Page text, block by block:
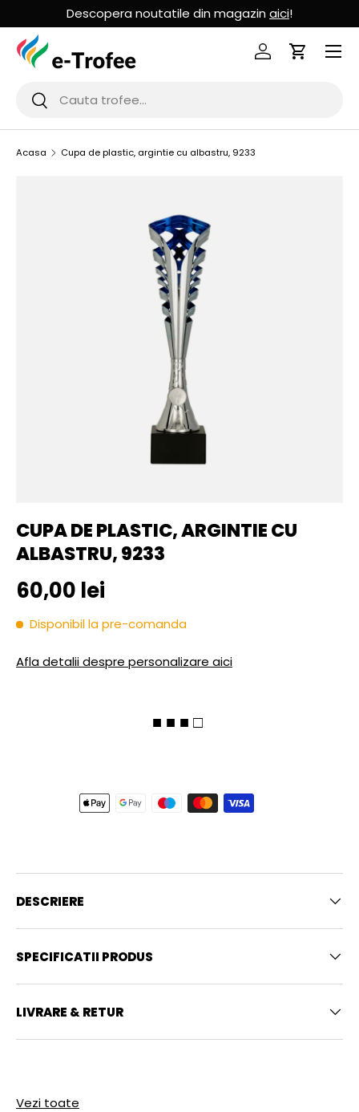
MERGI LA CONTINUT
Descopera noutatile din magazin aici!
Cauta
Cauta
Logheaza-te
Cos de
Acasa Cupa de plastic, argintie cu albastru, 9233
CUPA DE PLASTIC, ARGINTIE CU
ALBASTRU, 9233
Pret initial
60,00 lei
Disponibil la pre-comanda
Afla detalii despre personalizare aici
■ ■ ■ □
DESCRIERE
SPECIFICATII PRODUS
LIVRARE & RETUR
Vezi toate